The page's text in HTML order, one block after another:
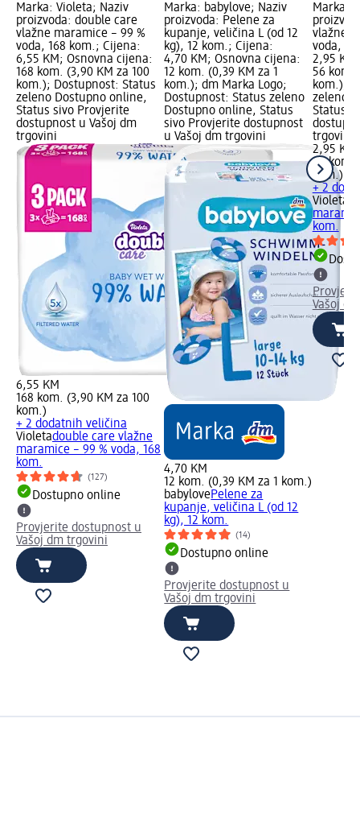
Marka: Violeta; Naziv
proizvoda: double care
vlažne maramice – 99 %
voda, 168 kom.; Cijena:
6,55 KM; Osnovna cijena:
168 kom. (3,90 KM za 100
kom.); Dostupnost: Status
zeleno Dostupno online,
Status sivo Provjerite
dostupnost u Vašoj dm
trgovini
6,55 KM
168 kom. (3,90 KM za 100
kom.)
+ 2 dodatnih veličina
Violetadouble care vlažne
maramice – 99 % voda, 168
kom.
(127)
Dostupno online
Provjerite dostupnost u
Vašoj dm trgovini
Marka: babylove; Naziv
proizvoda: Pelene za
kupanje, veličina L (od 12
kg), 12 kom.; Cijena:
4,70 KM; Osnovna cijena:
12 kom. (0,39 KM za 1
kom.); dm Marka Logo;
Dostupnost: Status zeleno
Dostupno online, Status
sivo Provjerite dostupnost
u Vašoj dm trgovini
4,70 KM
12 kom. (0,39 KM za 1 kom.)
babylovePelene za
kupanje, veličina L (od 12
kg), 12 kom.
(14)
Dostupno online
Provjerite dostupnost u
Vašoj dm trgovini
Marka:
vlažne
voda,
2,95
56 kom.
kom.);
zeleno
Status
trgovini
2,95 KM
56 kom.
kom.)
+ 2
Violeta
kom.
Vašoj